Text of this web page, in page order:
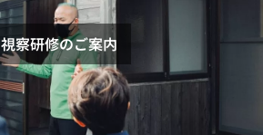
視察研修のご案内